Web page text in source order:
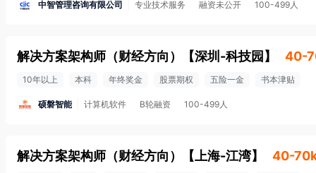
中智管理咨询有限公司 专业技术服务 融资未公开 100-499人
解决方案架构师（财经方向） 【深圳-科技园 】 40-
10年以上 本科 年终奖金 股票期权 五险一金 书本津贴
硕磐智能 计算机软件 B轮融资 100-499人
解决方案架构师（财经方向） 【 上海-江湾】 40-